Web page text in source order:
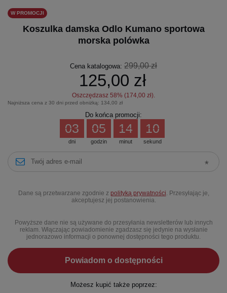
W PROMOCJI
Koszulka damska Odlo Kumano sportowa
morska polówka
Cena katalogowa: 299,00 zł
125,00 zł
Oszczędzasz 58% (174,00 zł).
Najniższa cena z 30 dni przed obniżką: 134,00 zł
Do końca promocji:
dni
03
godzin
05
minut
14
sekund
10
Dane są przetwarzane zgodnie z polityką prywatności . Przesyłając je,
akceptujesz jej postanowienia.
Powyższe dane nie są używane do przesyłania newsletterów lub innych
reklam. Włączając powiadomienie zgadzasz się jedynie na wysłanie
jednorazowo informacji o ponownej dostępności tego produktu.
Powiadom o dostępności
Możesz kupić także poprzez: